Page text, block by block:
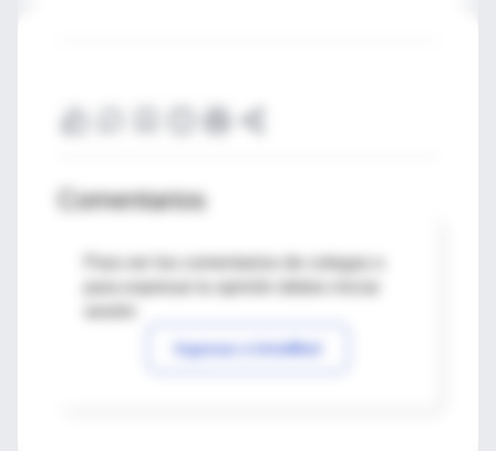
Comentarios
Para ver los comentarios de colegas o
Ingresar a IntraMed